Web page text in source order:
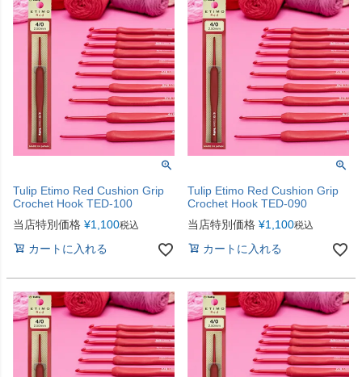
Tulip Etimo Red Cushion Grip
Crochet Hook TED-100
当店特別価格 ¥1,100税込
カートに入れる
Tulip Etimo Red Cushion Grip
Crochet Hook TED-090
当店特別価格 ¥1,100税込
カートに入れる